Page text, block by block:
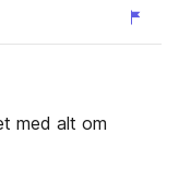
med alt om